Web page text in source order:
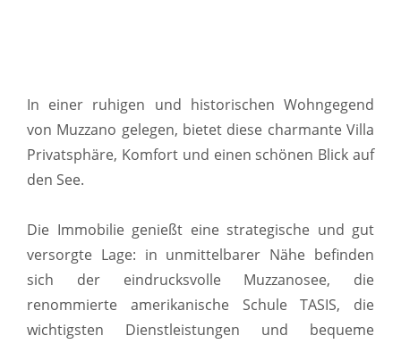
In einer ruhigen und historischen Wohngegend
von Muzzano gelegen, bietet diese charmante Villa
Privatsphäre, Komfort und einen schönen Blick auf
den See.
Die Immobilie genießt eine strategische und gut
versorgte Lage: in unmittelbarer Nähe befinden
sich der eindrucksvolle Muzzanosee, die
renommierte amerikanische Schule TASIS, die
wichtigsten Dienstleistungen und bequeme